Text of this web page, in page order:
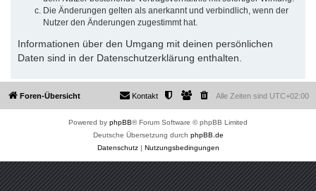
Die Änderungen gelten als anerkannt und verbindlich, wenn der
Nutzer den Änderungen zugestimmt hat.
Informationen über den Umgang mit deinen persönlichen
Daten sind in der Datenschutzerklärung enthalten.
Foren-Übersicht Alle Zeiten sind UTC+02:00
Kontakt
Powered by phpBB® Forum Software © phpBB Limited
Deutsche Übersetzung durch phpBB.de
Datenschutz| Nutzungsbedingungen